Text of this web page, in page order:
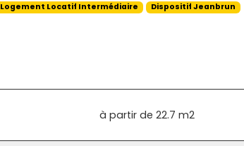
Logement Locatif Intermédiaire Dispositif Jeanbrun
à partir de 22.7 m2